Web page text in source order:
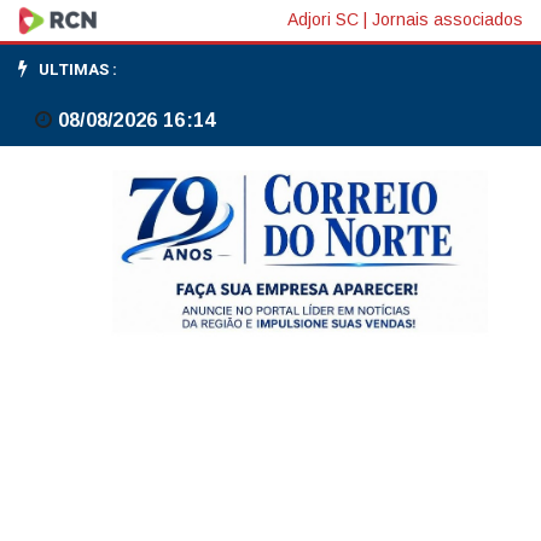
Dólar
abre
em
Adjori SC Jornais associados
ULTIMAS :
08/08/2026 16:14